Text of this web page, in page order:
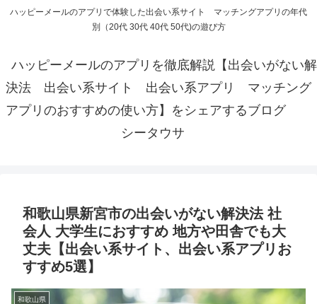
ハッピーメールのアプリで体験した出会い系サイト マッチングアプリの年代
別（20代 30代 40代 50代)の遊び方
ハッピーメールのアプリを徹底解説【出会いがない解
決法 出会い系サイト 出会い系アプリ マッチング
アプリのおすすめの使い方】をシェアするブログ
シータウサ
和歌山県新宮市の出会いがない解決法 社
会人 大学生におすすめ 地方や田舎でも大
丈夫【出会い系サイト、出会い系アプリお
すすめ5選】
和歌山県